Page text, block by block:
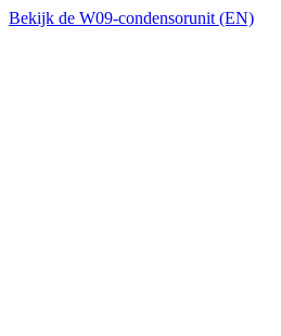
Bekijk de W09-condensorunit (EN)